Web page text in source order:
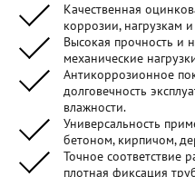
Качественная
коррозии, нагрузкам
Высокая прочность и
механические
Антикоррозионное
долговечность
влажности.
Универсальность
бетоном, кирпичом,
Точное соответствие
плотная фиксация